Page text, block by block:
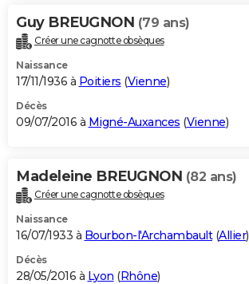
Guy BREUGNON (79 ans)
Créer une cagnotte obsèques
Naissance
17/11/1936 à Poitiers (Vienne)
Décès
09/07/2016 à Migné-Auxances (Vienne)
Madeleine BREUGNON (82 ans)
Créer une cagnotte obsèques
Naissance
16/07/1933 à Bourbon-l'Archambault(Allier)
Décès
28/05/2016 à Lyon (Rhône)